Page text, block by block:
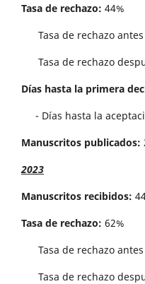
Tasa de rechazo: 44%
Tasa de rechazo antes
Tasa de rechazo
Días hasta la primera
- Días hasta la
Manuscritos publicados:
2023
Manuscritos recibidos:
Tasa de rechazo: 62%
Tasa de rechazo antes
Tasa de rechazo